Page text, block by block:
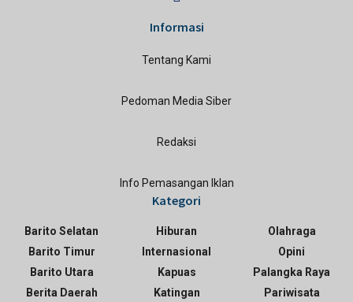
Informasi
Tentang Kami
Pedoman Media Siber
Redaksi
Info Pemasangan Iklan
Kategori
Barito Selatan
Barito Timur
Barito Utara
Berita Daerah
Hiburan
Internasional
Kapuas
Katingan
Olahraga
Opini
Palangka Raya
Pariwisata